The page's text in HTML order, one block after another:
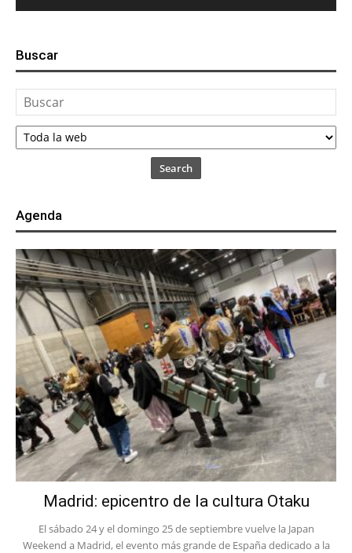
Buscar
Search
Agenda
Madrid: epicentro de la cultura Otaku
El sábado 24 y el domingo 25 de septiembre vuelve la Japan
Weekend a Madrid, el evento más grande de España dedicado a la